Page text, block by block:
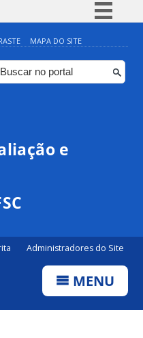
Simplifique!
Comunica BR
Participe
Canais
MAPA DO SITE
e
Administradores do Site
MENU